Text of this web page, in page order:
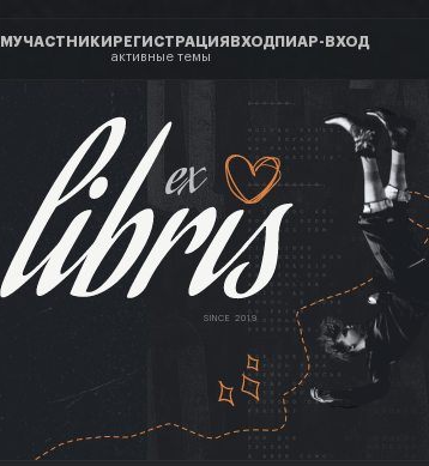
УЧАСТНИКИ РЕГИСТРАЦИЯ ВХОД ПИАР-ВХОД
активные темы
ex
SINCE 2019